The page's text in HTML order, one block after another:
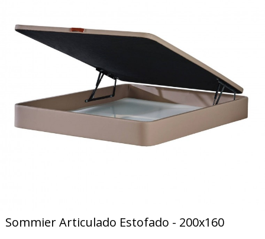
Sommier Articulado Estofado - 200x160